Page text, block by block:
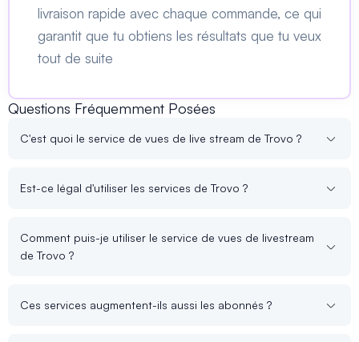
livraison rapide avec chaque commande, ce qui
garantit que tu obtiens les résultats que tu veux
tout de suite
Questions Fréquemment Posées
C'est quoi le service de vues de live stream de Trovo ?
Est-ce légal d'utiliser les services de Trovo ?
Comment puis-je utiliser le service de vues de livestream
de Trovo ?
Ces services augmentent-ils aussi les abonnés ?